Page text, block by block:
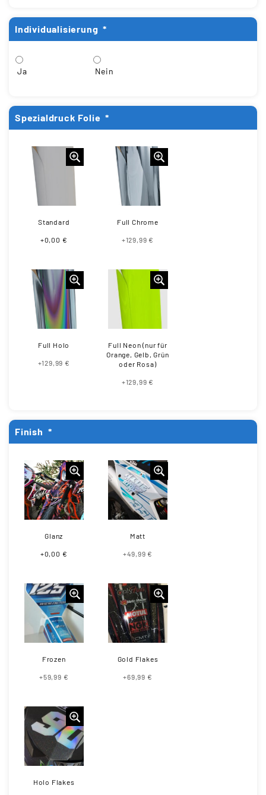
Individualisierung *
Ja Nein
Spezialdruck Folie *
Standard
+0,00 €
Full Chrome
+129,99 €
Full Holo
+129,99 €
Full Neon (nur für
Orange, Gelb, Grün
oder Rosa)
+129,99 €
Finish *
Glanz
+0,00 €
Matt
+49,99 €
Frozen
+59,99 €
Gold Flakes
+69,99 €
Holo Flakes